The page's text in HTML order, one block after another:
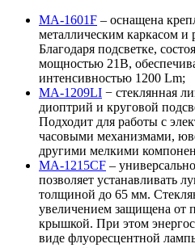
MA-1601F – оснащена
металлическим каркасом
Благодаря подсветке,
мощностью 21В,
интенсивностью 1200 Lm;
MA-1209LI − стеклянная
диоптрий и круговой
Подходит для работы с
часовыми механизмами,
другими мелкими
MA-1215CF –
позволяет устанавливать
толщиной до 65 мм.
увеличением защищена от
крышкой. При этом
виде флуоресцентной